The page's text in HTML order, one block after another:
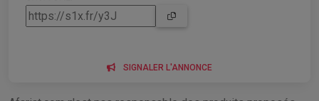
SIGNALER L'ANNONCE